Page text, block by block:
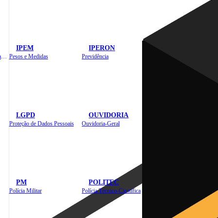
IPEM
Pesos e Medidas
IPERON
Previdência
LGPD
Proteção de Dados Pessoais
OUVIDORIA
Ouvidoria-Geral
PM
Polícia Militar
POLITEC
Polícia Técnico-Científica